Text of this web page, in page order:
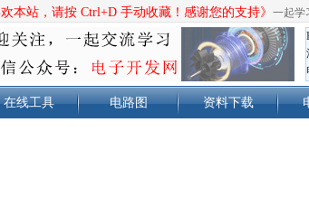
欢本站，请按 Ctrl+D 手动收藏！感谢您的支持》 一起学
在线工具 电路图 资料下载